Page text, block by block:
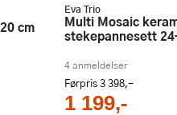
Eva Trio
Multi Mosaic keramisk
stekepannesett
4 anmeldelser
Førpris3 398,-
1 199,-